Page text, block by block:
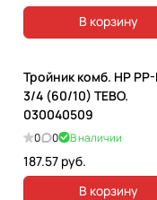
В корзину
Тройник комб. НР PP-R
3/4 (60/10) TEBO.
030040509
0 0 В наличии
187.57 руб.
В корзину